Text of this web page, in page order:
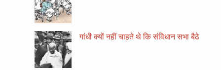
गांधी क्यों नहीं चाहते थे कि संविधान सभा बैठे